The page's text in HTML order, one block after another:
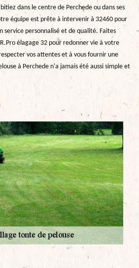
dans le centre de Perchede ou dans ses
équipe est prête à intervenir à 32460 pour
service personnalisé et de qualité. Faites
élagage 32 pour redonner vie à votre
vos attentes et à vous fournir une
à Perchede n'a jamais été aussi simple et